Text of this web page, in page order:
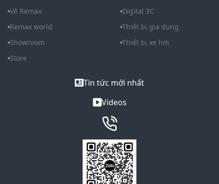
Về Remax
Remax world
Showroom
Store
Digital 3C
Thiết bị gia dụng
Thiết bị xe hơi
Tin tức mới nhất
Videos